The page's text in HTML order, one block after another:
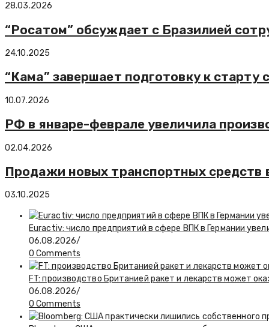
28.03.2026
“Росатом” обсуждает с Бразилией
24.10.2025
“Кама” завершает подготовку к
10.07.2026
РФ в январе-феврале увеличила
02.04.2026
Продажи новых транспортных средств
03.10.2025
Euractiv: число предприятий в сфере ВПК в Германии
06.08.2026/
0 Comments
FT: производство Британией ракет и лекарств может
06.08.2026/
0 Comments